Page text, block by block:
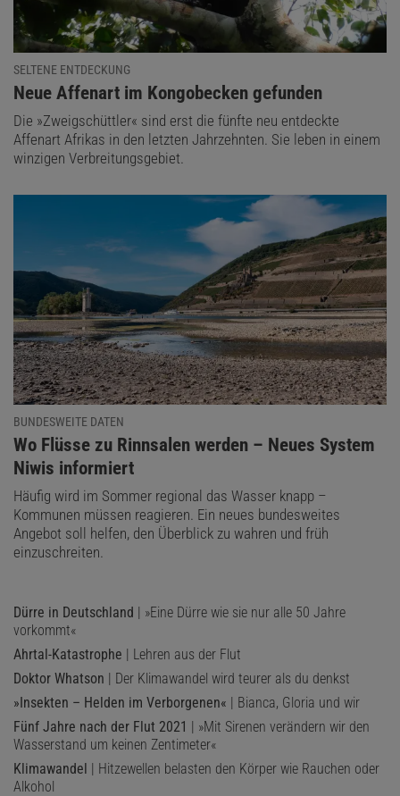
SELTENE ENTDECKUNG
:
Neue Affenart im Kongobecken gefunden
Die »Zweigschüttler« sind erst die fünfte neu entdeckte
Affenart Afrikas in den letzten Jahrzehnten. Sie leben in einem
winzigen Verbreitungsgebiet.
BUNDESWEITE DATEN
:
Wo Flüsse zu Rinnsalen werden – Neues System
Niwis informiert
Häufig wird im Sommer regional das Wasser knapp –
Kommunen müssen reagieren. Ein neues bundesweites
Angebot soll helfen, den Überblick zu wahren und früh
einzuschreiten.
Dürre in Deutschland | »Eine Dürre wie sie nur alle 50 Jahre
vorkommt«
Ahrtal-Katastrophe | Lehren aus der Flut
Doktor Whatson | Der Klimawandel wird teurer als du denkst
»Insekten – Helden im Verborgenen« | Bianca, Gloria und wir
Fünf Jahre nach der Flut 2021 | »Mit Sirenen verändern wir den
Wasserstand um keinen Zentimeter«
Klimawandel | Hitzewellen belasten den Körper wie Rauchen oder
Alkohol